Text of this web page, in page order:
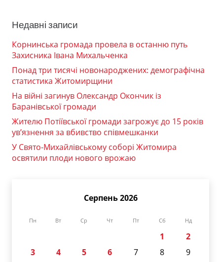
Недавні записи
Корнинська громада провела в останню путь
Захисника Івана Михальченка
Понад три тисячі новонароджених: демографічна
статистика Житомирщини
На війні загинув Олександр Окончик із
Баранівської громади
Жителю Потіївської громади загрожує до 15 років
ув’язнення за вбивство співмешканки
У Свято-Михайлівському соборі Житомира
освятили плоди нового врожаю
Серпень 2026
Пн Вт Ср Чт Пт Сб Нд
1
2
3
4 5 6 7 8
9